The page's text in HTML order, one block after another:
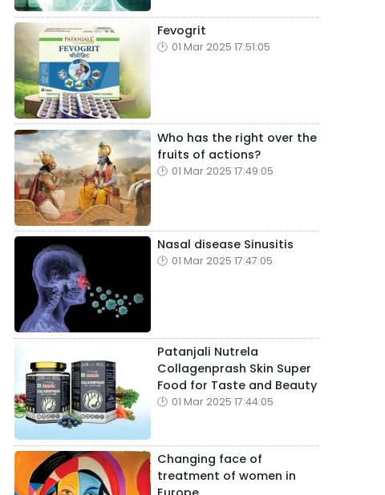
Fevogrit
01 Mar 2025 17:51:05
Who has the right over the
fruits of actions?
01 Mar 2025 17:49:05
Nasal disease Sinusitis
01 Mar 2025 17:47:05
Patanjali Nutrela
Collagenprash Skin Super
Food for Taste and Beauty
01 Mar 2025 17:44:05
Changing face of
treatment of women in